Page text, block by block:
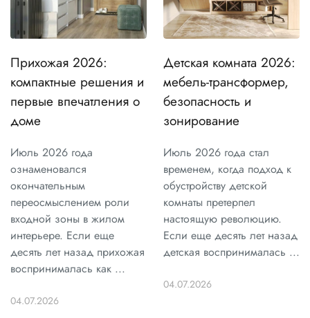
Прихожая 2026:
компактные решения и
первые впечатления о
доме
Июль 2026 года
ознаменовался
окончательным
переосмыслением роли
входной зоны в жилом
интерьере. Если еще
десять лет назад прихожая
воспринималась как ...
04.07.2026
Детская комната 2026:
мебель-трансформер,
безопасность и
зонирование
Июль 2026 года стал
временем, когда подход к
обустройству детской
комнаты претерпел
настоящую революцию.
Если еще десять лет назад
детская воспринималась ...
04.07.2026